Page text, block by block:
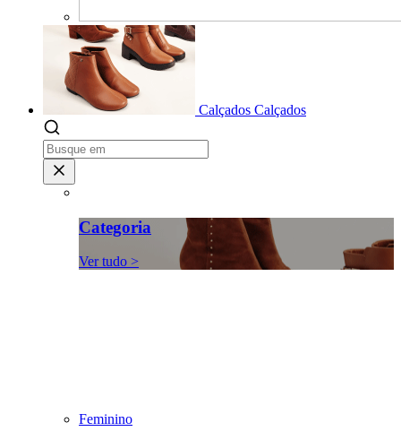
Calçados Calçados
Categoria
Ver tudo >
Feminino